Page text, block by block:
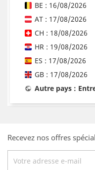
BE : 16/08/2026
AT : 17/08/2026
CH : 18/08/2026
HR : 19/08/2026
ES : 17/08/2026
GB : 17/08/2026
Autre pays :
Recevez nos offres